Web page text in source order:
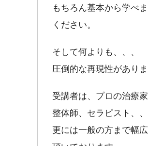
もちろん基本から学べ
ください。
そして何よりも、、、
圧倒的な再現性がありま
受講者は、プロの治療家
整体師、セラピスト、、
更には一般の方まで幅